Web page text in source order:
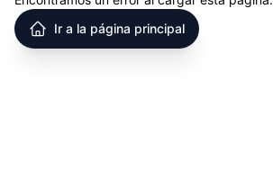
Ir a la página principal